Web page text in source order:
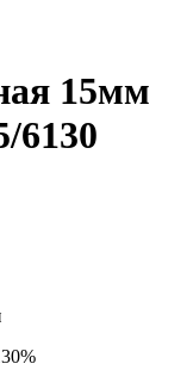
15мм
6130